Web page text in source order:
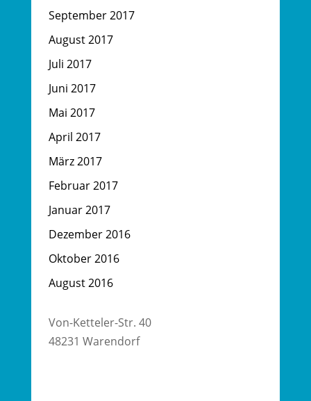
September 2017
August 2017
Juli 2017
Juni 2017
Mai 2017
April 2017
März 2017
Februar 2017
Januar 2017
Dezember 2016
Oktober 2016
August 2016
Von-Ketteler-Str. 40
48231 Warendorf